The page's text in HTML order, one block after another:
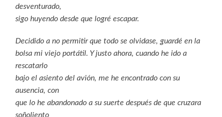
desventurado,
sigo huyendo desde que logré escapar.
Decidido a no permitir que todo se olvidase, guardé en la
bolsa mi viejo portátil. Y justo ahora, cuando he ido a
rescatarlo
bajo el asiento del avión, me he encontrado con su
ausencia, con
que lo he abandonado a su suerte después de que cruzara
soñoliento